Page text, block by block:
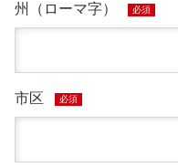
州（ローマ字） 必須
市区 必須